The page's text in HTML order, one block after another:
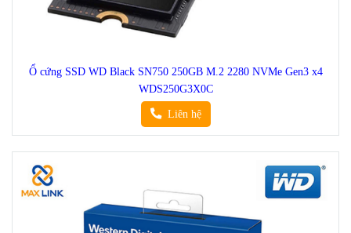
Ổ cứng SSD WD Black SN750 250GB M.2 2280 NVMe Gen3 x4
WDS250G3X0C
Liên hệ